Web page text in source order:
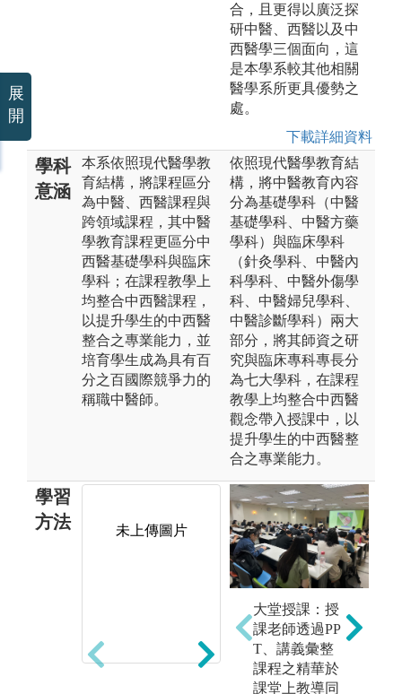
合，且更得以廣泛探
研中醫、西醫以及中
西醫學三個面向，這
是本學系較其他相關
醫學系所更具優勢之
處。
下載詳細資料
學科
意涵
本系依照現代醫學教
育結構，將課程區分
為中醫、西醫課程與
跨領域課程，其中醫
學教育課程更區分中
西醫基礎學科與臨床
學科；在課程教學上
均整合中西醫課程，
以提升學生的中西醫
整合之專業能力，並
培育學生成為具有百
分之百國際競爭力的
稱職中醫師。
依照現代醫學教育結
構，將中醫教育內容
分為基礎學科（中醫
基礎學科、中醫方藥
學科）與臨床學科
（針灸學科、中醫內
科學科、中醫外傷學
科、中醫婦兒學科、
中醫診斷學科）兩大
部分，將其師資之研
究與臨床專科專長分
為七大學科，在課程
教學上均整合中西醫
觀念帶入授課中，以
提升學生的中西醫整
合之專業能力。
學習
方法
未上傳圖片 未上傳圖片
大堂授課：授
課老師透過PP
T、講義彙整
課程之精華於
課堂上教導同
展
開